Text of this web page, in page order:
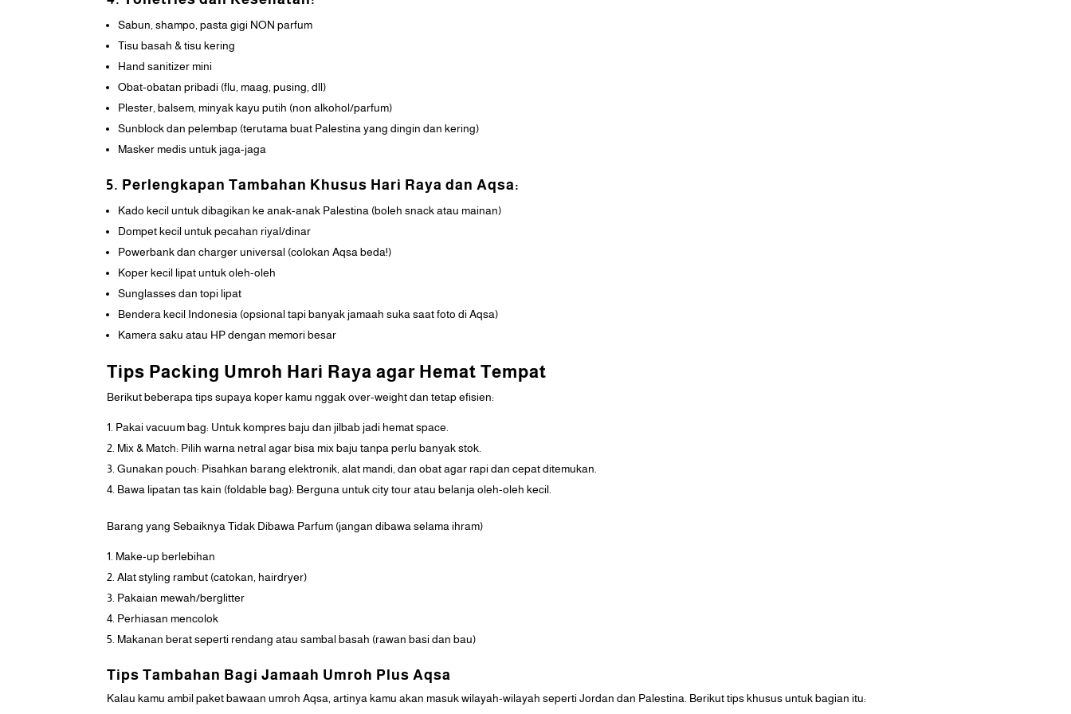
Sabun, shampo, pasta gigi NON parfum
Tisu basah & tisu kering
Hand sanitizer mini
Obat-obatan pribadi (flu, maag, pusing, dll)
Plester, balsem, minyak kayu putih (non alkohol/parfum)
Sunblock dan pelembap (terutama buat Palestina yang dingin dan kering)
Masker medis untuk jaga-jaga
5. Perlengkapan Tambahan Khusus Hari Raya dan Aqsa:
Kado kecil untuk dibagikan ke anak-anak Palestina (boleh snack atau mainan)
Dompet kecil untuk pecahan riyal/dinar
Powerbank dan charger universal (colokan Aqsa beda!)
Koper kecil lipat untuk oleh-oleh
Sunglasses dan topi lipat
Bendera kecil Indonesia (opsional tapi banyak jamaah suka saat foto di Aqsa)
Kamera saku atau HP dengan memori besar
Tips Packing Umroh Hari Raya agar Hemat Tempat
Berikut beberapa tips supaya koper kamu nggak over-weight dan tetap efisien:
Pakai vacuum bag: Untuk kompres baju dan jilbab jadi hemat space.
Mix & Match: Pilih warna netral agar bisa mix baju tanpa perlu banyak stok.
Gunakan pouch: Pisahkan barang elektronik, alat mandi, dan obat agar rapi dan cepat ditemukan.
Bawa lipatan tas kain (foldable bag): Berguna untuk city tour atau belanja oleh-oleh kecil.
Barang yang Sebaiknya Tidak Dibawa Parfum (jangan dibawa selama ihram)
Make-up berlebihan
Alat styling rambut (catokan, hairdryer)
Pakaian mewah/berglitter
Perhiasan mencolok
Makanan berat seperti rendang atau sambal basah (rawan basi dan bau)
Tips Tambahan Bagi Jamaah Umroh Plus Aqsa
Kalau kamu ambil paket bawaan umroh Aqsa, artinya kamu akan masuk wilayah-wilayah seperti Jordan dan Palestina. Berikut tips khusus untuk bagian itu: